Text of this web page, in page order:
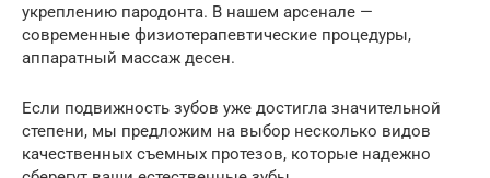
укреплению пародонта. В нашем арсенале —
современные физиотерапевтические процедуры,
аппаратный массаж десен.
Если подвижность зубов уже достигла значительной
степени, мы предложим на выбор несколько видов
качественных съемных протезов, которые надежно